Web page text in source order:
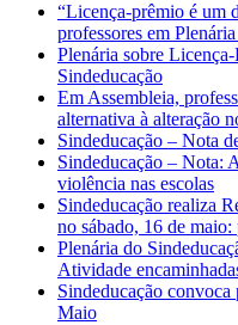
“Licença-prêmio é um
professores em
Plenária sobre
Sindeducação
Em Assembleia,
alternativa à alteração
Sindeducação – Nota
Sindeducação – Nota:
violência nas escolas
Sindeducação realiza
no sábado, 16 de maio:
Plenária do
Atividade
Sindeducação
Maio